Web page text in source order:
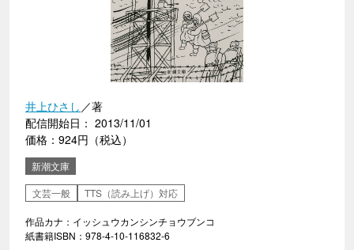
井上ひさし ／著
配信開始日： 2013/11/01
価格：924円（税込）
新潮文庫
文芸一般
TTS（読み上げ）対応
作品カナ：イッシュウカンシンチョウブンコ
紙書籍ISBN：978-4-10-116832-6